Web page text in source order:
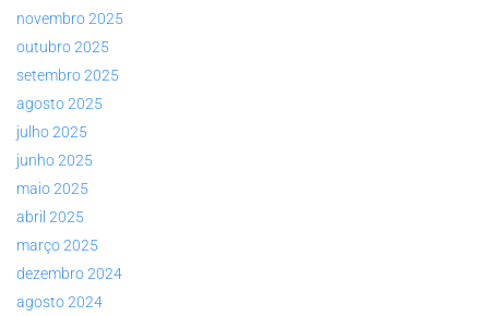
novembro 2025
outubro 2025
setembro 2025
agosto 2025
julho 2025
junho 2025
maio 2025
abril 2025
março 2025
dezembro 2024
agosto 2024